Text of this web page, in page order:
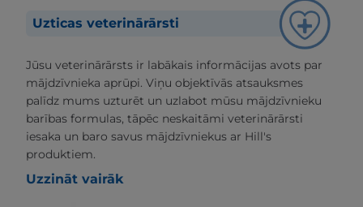
Uzticas veterinārārsti
Jūsu veterinārārsts ir labākais informācijas avots par
mājdzīvnieka aprūpi. Viņu objektīvās atsauksmes
palīdz mums uzturēt un uzlabot mūsu mājdzīvnieku
barības formulas, tāpēc neskaitāmi veterinārārsti
iesaka un baro savus mājdzīvniekus ar Hill's
produktiem.
Uzzināt vairāk